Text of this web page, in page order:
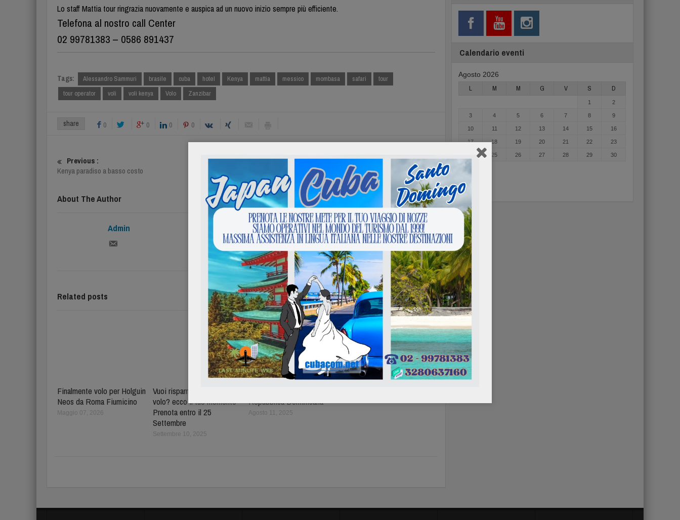
Lo staff Mattia tour ringrazia nuovamente e auspica ad un nuovo inizio sempre più efficiente.
Telefona al nostro call Center
02 99781383 – 0586 891437
Tags: Alessandro Sammuri brasile cuba hotel Kenya mattia messico mombasa safari
tour
tour operator
voli voli kenya Volo Zanzibar
share 0 0 0 0
Previous :
Kenya paradiso a basso costo
Next :
Promozione Primavera Brasile
About The Author
Admin
Related posts
Finalmente volo per Holguin
Neos da Roma Fiumicino
Maggio 07, 2026
Vuoi risparmiare per il tuo
volo? ecco il tuo momento
Prenota entro il 25
Settembre
Settembre 10, 2025
Repubblica Dominicana
Agosto 11, 2025
Calendario eventi
Agosto 2026
L M M G V S D
1 2
3 4 5 6 7 8 9
10 11 12 13 14 15 16
17 18 19 20 21 22 23
25 26 27 28 29 30
« Mag